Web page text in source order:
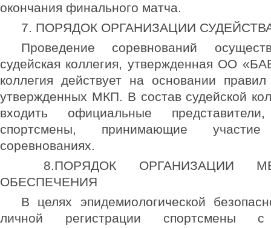
окончания финального матча.
7. ПОРЯДОК ОРГАНИЗАЦИИ
Проведение соревнований
судейская коллегия, утвержденная ОО
коллегия действует на основании
утвержденных МКП. В состав судейской
входить официальные
спортсмены, принимающие
соревнованиях.
8.ПОРЯДОК ОРГАНИЗАЦИИ
ОБЕСПЕЧЕНИЯ
В целях эпидемиологической
личной регистрации спортсмены